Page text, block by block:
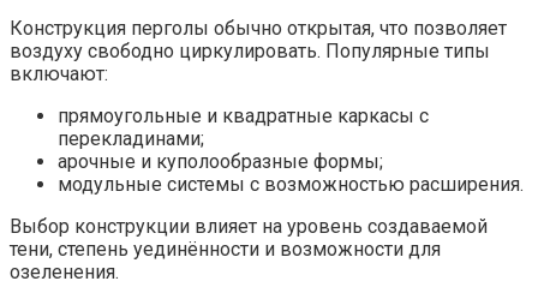
Конструкция перголы обычно открытая, что позволяет
воздуху свободно циркулировать. Популярные типы
включают:
прямоугольные и квадратные каркасы с
перекладинами;
арочные и куполообразные формы;
модульные системы с возможностью расширения.
Выбор конструкции влияет на уровень создаваемой
тени, степень уединённости и возможности для
озеленения.